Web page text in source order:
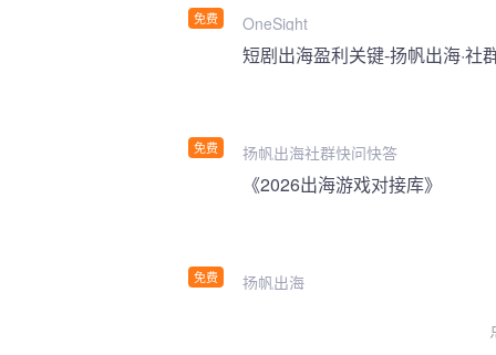
免费 OneSight
免费
短剧出海盈利关键-扬帆出海·社
扬帆出海社群快问快答
免费
《2026出海游戏对接库》
扬帆出海